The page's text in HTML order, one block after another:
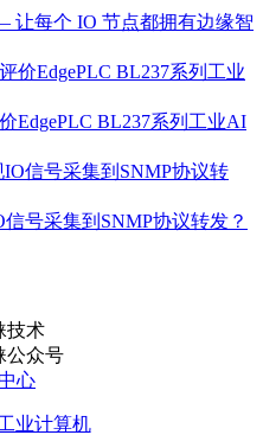
让每个 IO 节点都拥有边缘智
EdgePLC BL237系列工业AI
号采集到SNMP协议转发？
公众号
心
业计算机